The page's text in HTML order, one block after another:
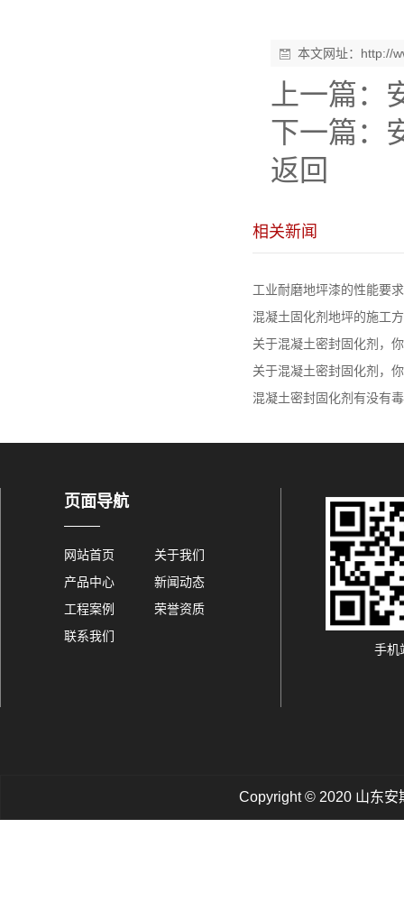
本文网址： http://
上一篇：
下一篇：
返回
相关新闻
工业耐磨地坪漆的性能要求
混凝土固化剂地坪的施工
关于混凝土密封固化剂，
关于混凝土密封固化剂，
混凝土密封固化剂有没有
页面导航
网站首页
关于我们
产品中心
新闻动态
工程案例
荣誉资质
联系我们
手机
Copyright © 2020 山东